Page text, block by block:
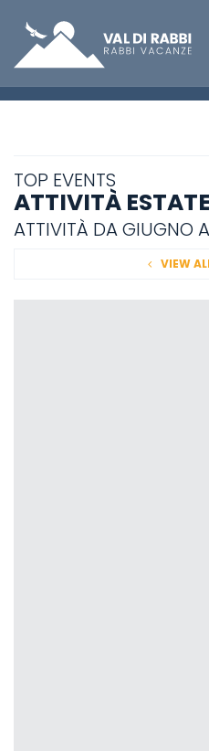
TOP EVENTS
ATTIVITÀ
ATTIVITÀ DA GIUGNO
VIEW